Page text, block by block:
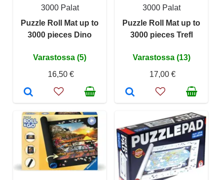
3000 Palat
Puzzle Roll Mat up to
3000 pieces Dino
Varastossa (5)
16,50 €
3000 Palat
Puzzle Roll Mat up to
3000 pieces Trefl
Varastossa (13)
17,00 €